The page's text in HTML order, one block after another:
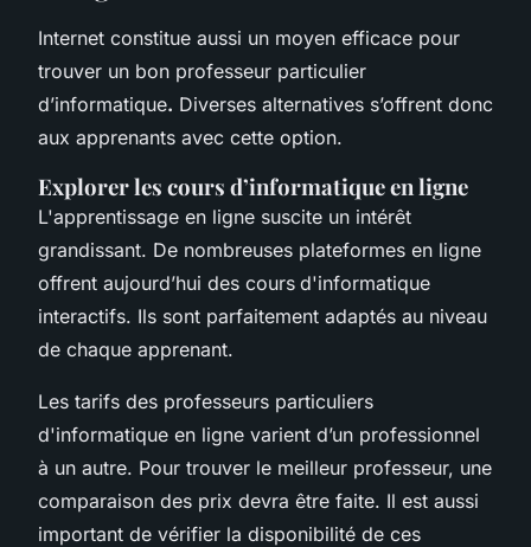
Internet constitue aussi un moyen efficace pour
trouver un bon professeur particulier
d’informatique. Diverses alternatives s’offrent donc
aux apprenants avec cette option.
Explorer les cours d’informatique en ligne
L'apprentissage en ligne suscite un intérêt
grandissant. De nombreuses plateformes en ligne
offrent aujourd’hui des cours d'informatique
interactifs. Ils sont parfaitement adaptés au niveau
de chaque apprenant.
Les tarifs des professeurs particuliers
d'informatique en ligne varient d’un professionnel
à un autre. Pour trouver le meilleur professeur, une
comparaison des prix devra être faite. Il est aussi
important de vérifier la disponibilité de ces